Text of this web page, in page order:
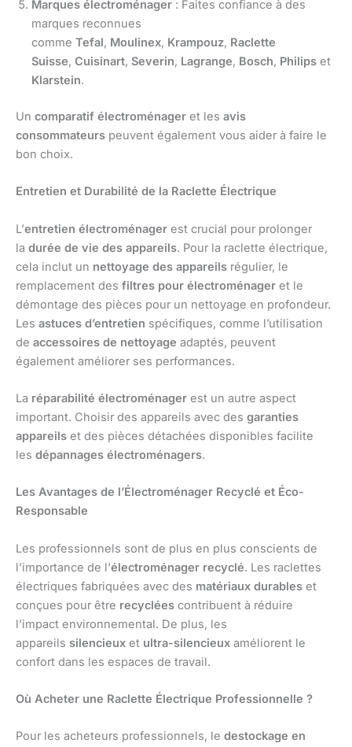
Marques électroménager : Faites confiance à des
marques reconnues
comme Tefal, Moulinex, Krampouz, Raclette
Suisse, Cuisinart, Severin, Lagrange, Bosch, Philips et
Klarstein.
Un comparatif électroménager et les avis
consommateurs peuvent également vous aider à faire le
bon choix.
Entretien et Durabilité de la Raclette Électrique
L’entretien électroménager est crucial pour prolonger
la durée de vie des appareils. Pour la raclette électrique,
cela inclut un nettoyage des appareils régulier, le
remplacement des filtres pour électroménager et le
démontage des pièces pour un nettoyage en profondeur.
Les astuces d’entretien spécifiques, comme l’utilisation
de accessoires de nettoyage adaptés, peuvent
également améliorer ses performances.
La réparabilité électroménager est un autre aspect
important. Choisir des appareils avec des garanties
appareils et des pièces détachées disponibles facilite
les dépannages électroménagers.
Les Avantages de l’Électroménager Recyclé et Éco-
Responsable
Les professionnels sont de plus en plus conscients de
l’importance de l’électroménager recyclé. Les raclettes
électriques fabriquées avec des matériaux durables et
conçues pour être recyclées contribuent à réduire
l’impact environnemental. De plus, les
appareils silencieux et ultra-silencieux améliorent le
confort dans les espaces de travail.
Où Acheter une Raclette Électrique Professionnelle ?
Pour les acheteurs professionnels, le destockage en